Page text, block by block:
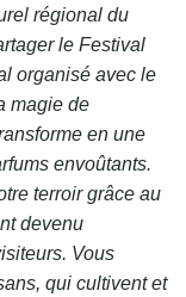
régional du
le Festival
organisé avec le
magie de
en une
envoûtants.
terroir grâce au
devenu
Vous
qui cultivent et